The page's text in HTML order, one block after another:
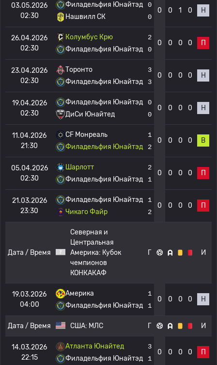
03.05.2026
02:30
Филадельфия Юнайтэд
Нашвилл СК
0
0
0 0 1 0 Н
26.04.2026
02:30
Колумбус Крю
Филадельфия Юнайтэд
2
0
0 0 0 0 П
23.04.2026
02:30
Торонто
Филадельфия Юнайтэд
3
3
0 0 0 0 Н
19.04.2026
02:30
Филадельфия Юнайтэд
ДиСи Юнайтед
0
0
0 0 0 0 Н
11.04.2026
21:30
CF Монреаль
Филадельфия Юнайтэд
1
2
0 0 0 0 В
05.04.2026
02:30
Шарлотт
Филадельфия Юнайтэд
2
1
0 0 0 0 П
21.03.2026
23:30
Филадельфия Юнайтэд
Чикаго Файр
1
2
0 0 0 0 П
Дата / Время
Северная и
Центральная
Америка: Кубок
чемпионов
КОНКАКАФ
Г И
19.03.2026
04:00
Америка
Филадельфия Юнайтэд
1
1
0 0 0 0 Н
Дата / Время США: МЛС Г И
14.03.2026
22:15
Атланта Юнайтед
Филадельфия Юнайтэд
3
1
0 0 0 0 П